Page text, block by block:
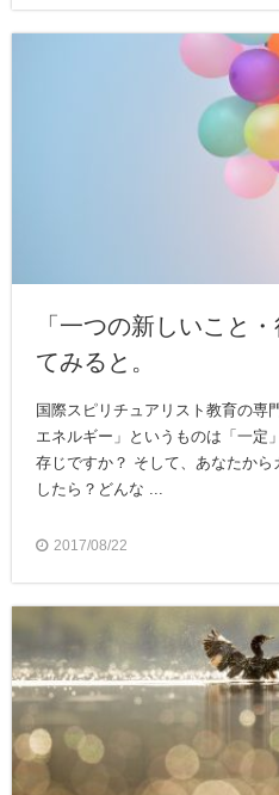
「一つの新しいこと
てみると。
国際スピリチュアリスト教育の専
エネルギー」というものは「一定
存じですか？ そして、あなたから
したら？どんな ...
2017/08/22